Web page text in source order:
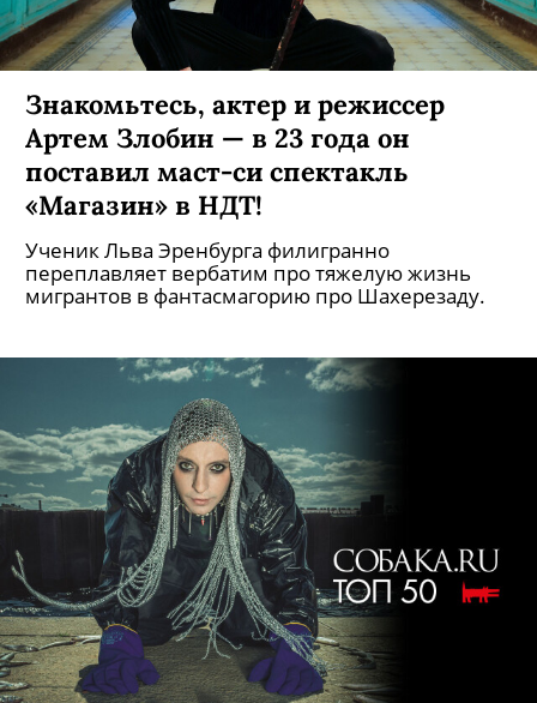
Знакомьтесь, актер и режиссер
Артем Злобин — в 23 года он
поставил маст-си спектакль
«Магазин» в НДТ!
Ученик Льва Эренбурга филигранно
переплавляет вербатим про тяжелую жизнь
мигрантов в фантасмагорию про Шахерезаду.